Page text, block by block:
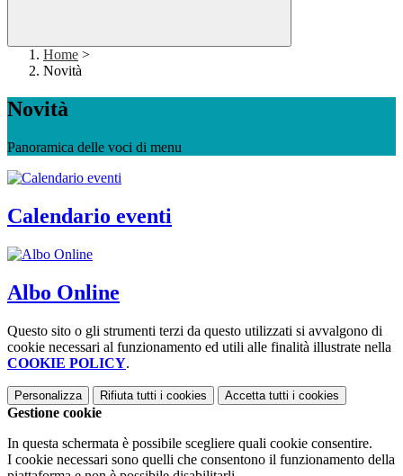
Home >
Novità
Novità
Panoramica delle voci di menu
Calendario eventi
Albo Online
Questo sito o gli strumenti terzi da questo utilizzati si avvalgono di
cookie necessari al funzionamento ed utili alle finalità illustrate nella
COOKIE POLICY.
Personalizza Rifiuta tutti i cookies Accetta tutti i cookies
Gestione cookie
In questa schermata è possibile scegliere quali cookie consentire.
I cookie necessari sono quelli che consentono il funzionamento della